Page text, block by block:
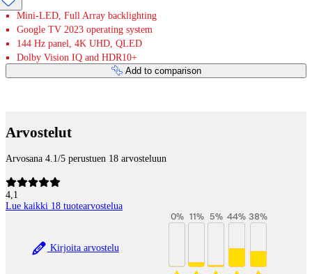
Mini-LED, Full Array backlighting
Google TV 2023 operating system
144 Hz panel, 4K UHD, QLED
Dolby Vision IQ and HDR10+
Add to comparison
Arvostelut
Arvosana 4.1/5 perustuen 18 arvosteluun
4,1
Lue kaikki 18 tuotearvostelua
Kirjoita arvostelu
0% 11% 5% 44% 38%